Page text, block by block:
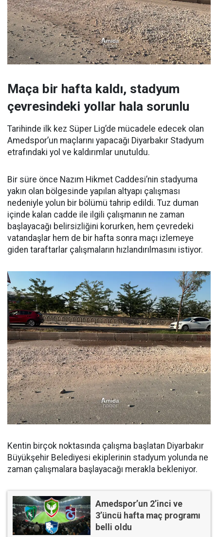
Maça bir hafta kaldı, stadyum
çevresindeki yollar hala sorunlu
Tarihinde ilk kez Süper Lig’de mücadele edecek olan
Amedspor’un maçlarını yapacağı Diyarbakır Stadyum
etrafındaki yol ve kaldırımlar unutuldu.
Bir süre önce Nazım Hikmet Caddesi’nin stadyuma
yakın olan bölgesinde yapılan altyapı çalışması
nedeniyle yolun bir bölümü tahrip edildi. Tuz duman
içinde kalan cadde ile ilgili çalışmanın ne zaman
başlayacağı belirsizliğini korurken, hem çevredeki
vatandaşlar hem de bir hafta sonra maçı izlemeye
giden taraftarlar çalışmaların hızlandırılmasını istiyor.
Kentin birçok noktasında çalışma başlatan Diyarbakır
Büyükşehir Belediyesi ekiplerinin stadyum yolunda ne
zaman çalışmalara başlayacağı merakla bekleniyor.
Amedspor’un 2’inci ve
3’üncü hafta maç programı
belli oldu